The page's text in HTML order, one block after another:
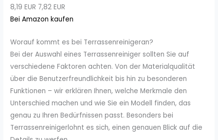
8,19 EUR 7,82 EUR
Bei Amazon kaufen
Worauf kommt es bei Terrassenreinigeran?
Bei der Auswahl eines Terrassenreiniger sollten Sie auf
verschiedene Faktoren achten. Von der Materialqualität
über die Benutzerfreundlichkeit bis hin zu besonderen
Funktionen – wir erklären Ihnen, welche Merkmale den
Unterschied machen und wie Sie ein Modell finden, das
genau zu Ihren Bedürfnissen passt. Besonders bei
Terrassenreinigerlohnt es sich, einen genauen Blick auf die